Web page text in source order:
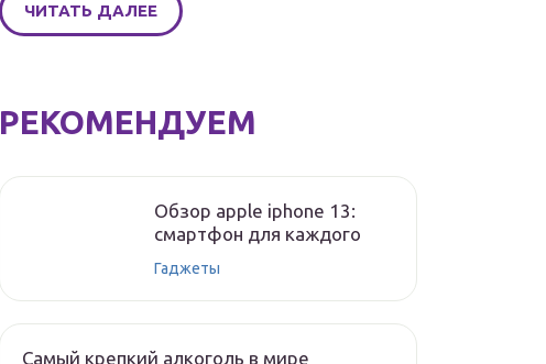
ЧИТАТЬ ДАЛЕЕ
РЕКОМЕНДУЕМ
Обзор apple iphone 13:
смартфон для каждого
Гаджеты
Самый крепкий алкоголь в мире